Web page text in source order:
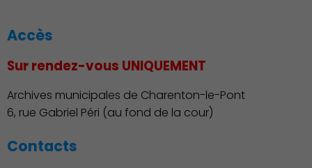
Découvrir Charenton
Accès
Sur rendez-vous UNIQUEMENT
Archives municipales de Charenton-le-Pont
6, rue Gabriel Péri (au fond de la cour)
Contacts